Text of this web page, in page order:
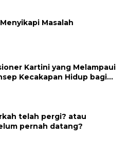
Masalah
Kartini yang Melampaui
bagi
telah pergi? atau
pernah datang?